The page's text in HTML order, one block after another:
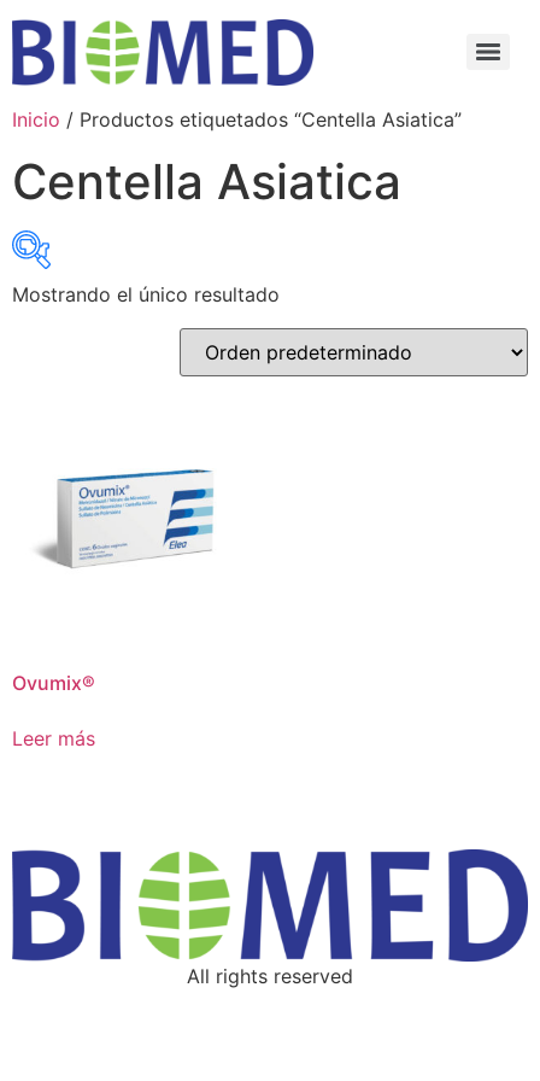
Inicio / Productos etiquetados “Centella Asiatica”
Centella Asiatica
Select category
Select Active Ingredients
Mostrando el único resultado
Ovumix®
Leer más
All rights reserved